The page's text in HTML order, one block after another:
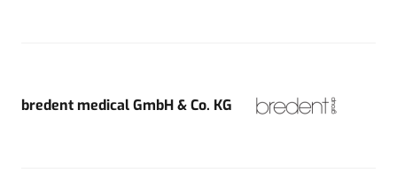
bredent medical GmbH & Co. KG